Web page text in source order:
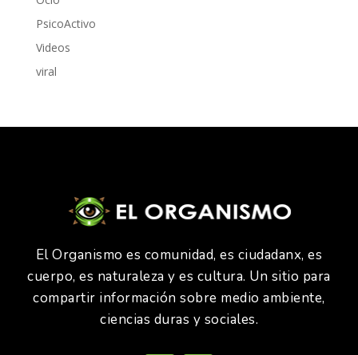
PsicoActivo
Videos
viral
El Organismo es comunidad, es ciudadanx, es
cuerpo, es naturaleza y es cultura. Un sitio para
compartir información sobre medio ambiente,
ciencias duras y sociales.